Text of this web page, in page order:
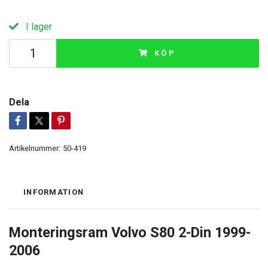
I lager
KÖP
Dela
Artikelnummer: 50-419
INFORMATION
Monteringsram Volvo S80 2-Din 1999-
2006